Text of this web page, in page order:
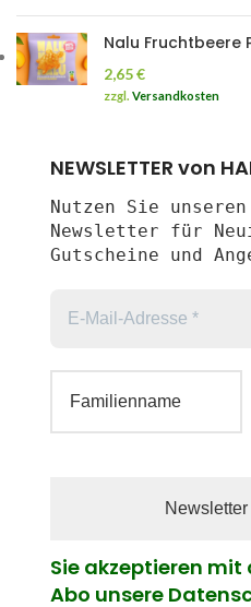
Nalu Fruchtbeere
2,65€
zzgl. Versandkosten
NEWSLETTER von
Nutzen Sie
Newsletter für
Gutscheine und
Sie akzeptieren
Abo unsere